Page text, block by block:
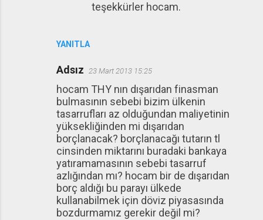
YANITLA
teşekkürler hocam.
Adsız 23 Mart 2013 15:25
hocam THY nın dışarıdan finasman
bulmasının sebebi bizim ülkenin
tasarrufları az olduğundan maliyetinin
yüksekliğinden mi dışarıdan
borçlanacak? borçlanacağı tutarın tl
cinsinden miktarını buradaki bankaya
yatıramamasının sebebi tasarruf
azlığından mı? hocam bir de dışarıdan
borç aldığı bu parayı ülkede
kullanabilmek için döviz piyasasında
bozdurmamız gerekir değil mi?